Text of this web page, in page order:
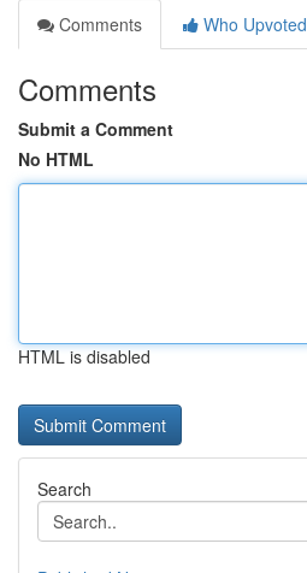
Comments
Who Upvoted
Comments
Submit a Comment
No HTML
HTML is disabled
Search